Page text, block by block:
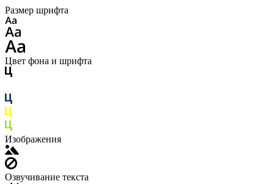
Размер шрифта
Цвет фона и шрифта
Изображения
Озвучивание текста